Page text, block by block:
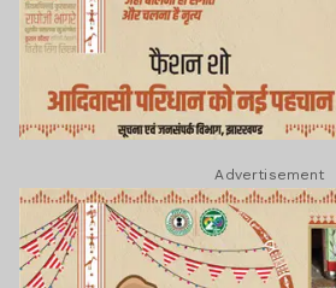
Advertisement